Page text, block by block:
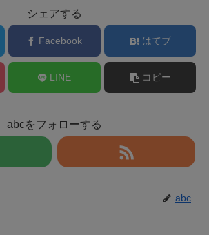
シェアする
Facebook はてブ
LINE コピー
abcをフォローする
abc